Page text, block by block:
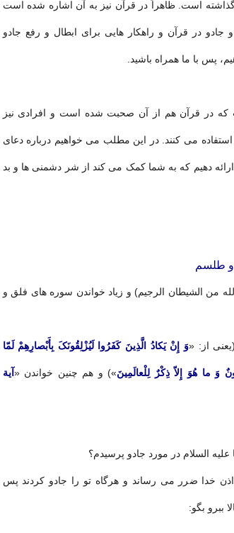
گذاشته است. ظاهراً در قرآن نیز به آن اشاره شده است
در قرآن و راهکار هایی برای ابطال و رفع جادو
پس با ما همراه باشید.
در قرآن هم از آن صحبت شده است و افرادی نیز
استفاده می کنند. در این مطلب می خواهیم درباره دعای
دهیم که به شما کمک می کند از شر دشمنی ها و بد
و طلسم
من الشیطان الرجیم) و زیاد خواندن سوره های فلق و
وَ إِنْ یَکادُ الَّذِینَ کَفَرُوا لَیُزْلِقُونَکَ بِأَبْصارِهِمْ لَمّا
وَ ما هُوَ إِلاّ ذِکْرٌ لِلْعالَمِینَ») و هم چنین خواندن « آیة
السلام در مورد جادو پرسیدم؟
خدا ضرر می رساند و هرگاه تو را جادو کردند پس
ببرو بگو: